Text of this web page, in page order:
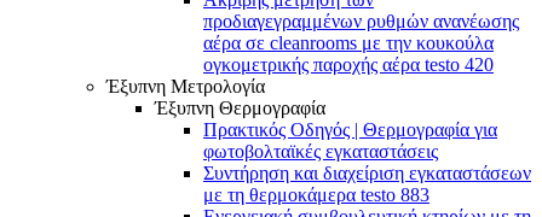
προδιαγεγραμμένων ρυθμών ανανέωσης
αέρα σε cleanrooms με την κουκούλα
ογκομετρικής παροχής αέρα testo 420
Έξυπνη Μετρολογία
Έξυπνη Θερμογραφία
Πρακτικός Οδηγός | Θερμογραφία για
φωτοβολταϊκές εγκαταστάσεις
Συντήρηση και διαχείριση εγκαταστάσεων
με τη θερμοκάμερα testo 883